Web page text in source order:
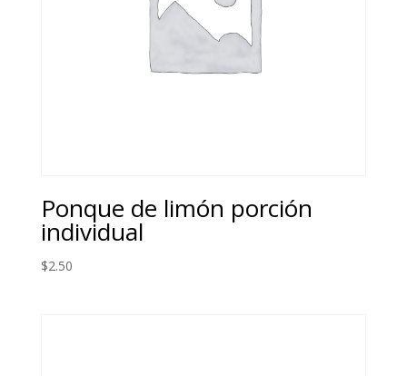
Ponque de limón porción
individual
$2.50